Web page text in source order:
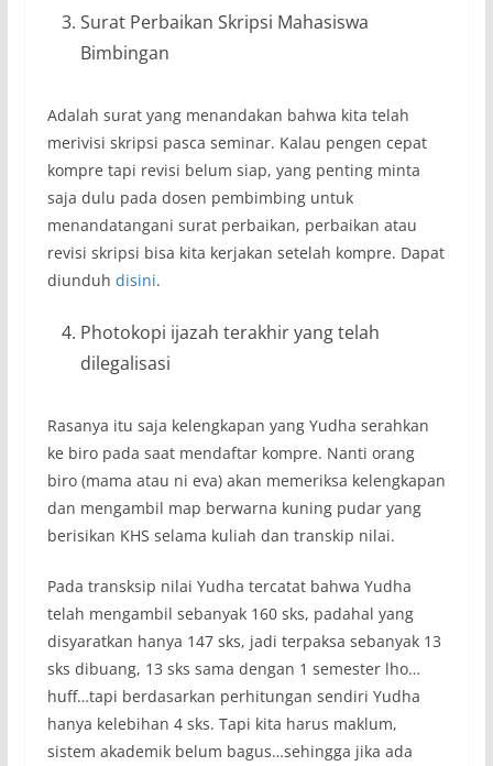
Surat Perbaikan Skripsi Mahasiswa
Bimbingan
Adalah surat yang menandakan bahwa kita telah
merivisi skripsi pasca seminar. Kalau pengen cepat
kompre tapi revisi belum siap, yang penting minta
saja dulu pada dosen pembimbing untuk
menandatangani surat perbaikan, perbaikan atau
revisi skripsi bisa kita kerjakan setelah kompre. Dapat
diunduh disini.
Photokopi ijazah terakhir yang telah
dilegalisasi
Rasanya itu saja kelengkapan yang Yudha serahkan
ke biro pada saat mendaftar kompre. Nanti orang
biro (mama atau ni eva) akan memeriksa kelengkapan
dan mengambil map berwarna kuning pudar yang
berisikan KHS selama kuliah dan transkip nilai.
Pada transksip nilai Yudha tercatat bahwa Yudha
telah mengambil sebanyak 160 sks, padahal yang
disyaratkan hanya 147 sks, jadi terpaksa sebanyak 13
sks dibuang, 13 sks sama dengan 1 semester lho…
huff…tapi berdasarkan perhitungan sendiri Yudha
hanya kelebihan 4 sks. Tapi kita harus maklum,
sistem akademik belum bagus…sehingga jika ada